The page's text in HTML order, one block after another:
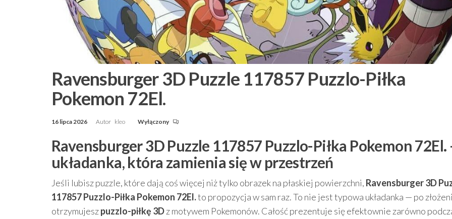
Ravensburger 3D Puzzle 117857 Puzzlo-Piłka
Pokemon 72El.
16 lipca 2026 Autor kleo Wyłączony
Ravensburger 3D Puzzle 117857 Puzzlo-Piłka Pokemon
układanka, która zamienia się w przestrzeń
Jeśli lubisz puzzle, które dają coś więcej niż tylko obrazek na płaskiej powierzchni, Ravensburger 3D
117857 Puzzlo-Piłka Pokemon 72El.to propozycja w sam raz. To nie jest typowa układanka — po
otrzymujeszpuzzlo-piłkę 3Dz motywem Pokemonów. Całość prezentuje się efektownie zarówno